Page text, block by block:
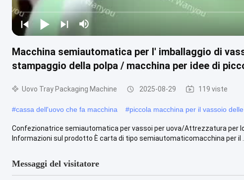
Macchina semiautomatica per l' imballaggio di
stampaggio della polpa / macchina per idee di
Uovo Tray Packaging Machine 2025-08-29 119 viste
#cassa dell'uovo che fa macchina #piccola macchina per il vassoio
Confezionatrice semiautomatica per vassoi per uova/Attrezzatura per
Informazioni sul prodotto È carta di tipo semiautomaticomacchina per il ...
Messaggi del visitatore